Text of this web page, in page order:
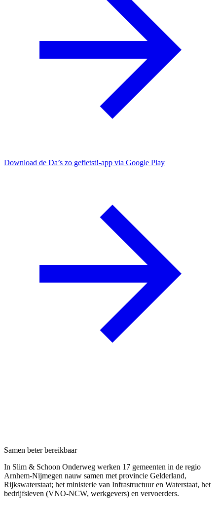
Download de Da’s zo gefietst!-app via Google Play
Samen beter bereikbaar
In Slim & Schoon Onderweg werken 17 gemeenten in de regio
Arnhem-Nijmegen nauw samen met provincie Gelderland,
Rijkswaterstaat; het ministerie van Infrastructuur en Waterstaat, het
bedrijfsleven (VNO-NCW, werkgevers) en vervoerders.